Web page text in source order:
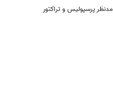
پرسپولیس و تراکتور